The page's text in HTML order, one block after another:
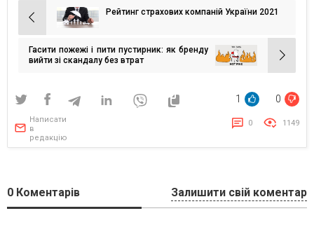
Навігація
записів
Рейтинг страхових компаній України 2021
Гасити пожежі і пити пустирник: як бренду
вийти зі скандалу без втрат
1 0
Написати
в
редакцію
0 1149
0 Коментарів Залишити свій коментар